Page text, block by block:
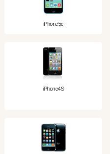
iPhone5c
iPhone4S